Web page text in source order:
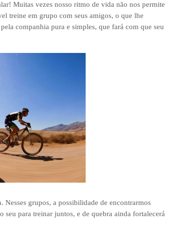
Muitas vezes nosso ritmo de vida não nos permite
treine em grupo com seus amigos, o que lhe
companhia pura e simples, que fará com que seu
grupos, a possibilidade de encontrarmos
seu para treinar juntos, e de quebra ainda fortalecerá